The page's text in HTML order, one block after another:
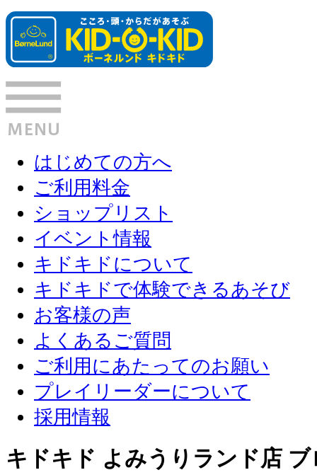
はじめての方へ
ご利用料金
ショップリスト
イベント情報
キドキドについて
キドキドで体験できるあそび
お客様の声
よくあるご質問
ご利用にあたってのお願い
プレイリーダーについて
採用情報
キドキド よみうりランド店